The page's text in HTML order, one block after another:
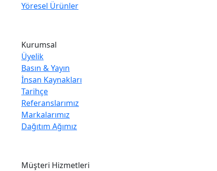
Yöresel Ürünler
Kurumsal
Üyelik
Basın & Yayın
İnsan Kaynakları
Tarihçe
Referanslarımız
Markalarımız
Dağıtım Ağımız
Müşteri Hizmetleri